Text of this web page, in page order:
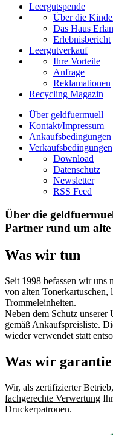
Leergutspende
Über die
Das Haus
Erlebnisbericht
Leergutverkauf
Ihre Vorteile
Anfrage
Reklamationen
Recycling Magazin
Über geldfuermuell
Kontakt/Impressum
Ankaufsbedingungen
Verkaufsbedingungen
Download
Datenschutz
Newsletter
RSS Feed
Über die
Partner rund um
Was wir tun
Seit 1998 befassen wir uns
von alten Tonerkartuschen,
Trommeleinheiten.
Neben dem Schutz
gemäß Ankaufspreisliste.
wieder verwendet statt
Was wir
Wir, als zertifizierter
fachgerechte Verwertung
Druckerpatronen.